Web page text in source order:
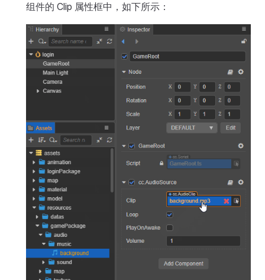
组件的 Clip 属性框中，如下所示：